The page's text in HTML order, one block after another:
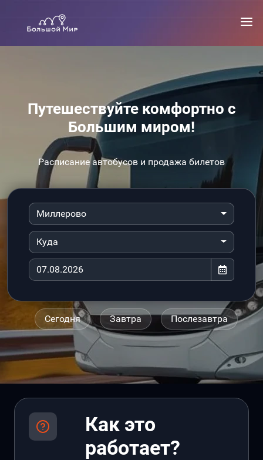
Путешествуйте комфортно с
Большим миром!
Расписание автобусов и продажа билетов
Миллерово
Куда
Сегодня Завтра Послезавтра
Как это
работает?